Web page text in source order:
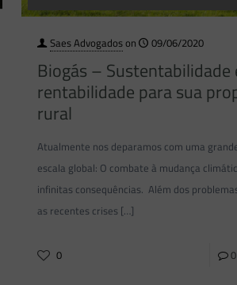
Saes Advogadoson 09/06/2020
Biogás – Sustentabilidade
rentabilidade para sua
rural
Atualmente nos deparamos com uma
escala global: O combate à mudança
infinitas consequências. Além dos
as recentes crises […]
0 0